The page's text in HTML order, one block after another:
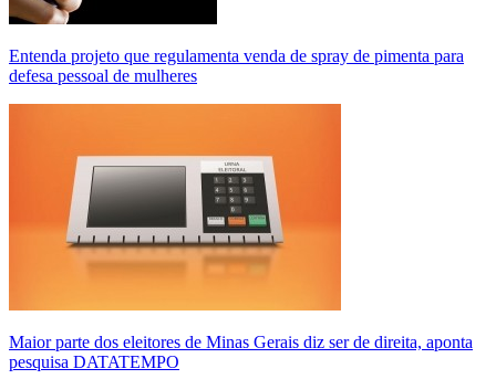
Entenda projeto que regulamenta venda de spray de pimenta para
defesa pessoal de mulheres
Maior parte dos eleitores de Minas Gerais diz ser de direita, aponta
pesquisa DATATEMPO